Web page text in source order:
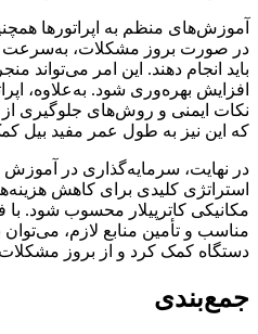
به اپراتورها همچنین می‌تواند
مشکلات، به‌سرعت تشخیص
دهند. این امر می‌تواند منجر به
شود. به‌علاوه، اپراتورهای
و روش‌های جلوگیری از آسیب به
به طول عمر مفید بیل کمک می‌کند.
در آموزش اپراتورها
برای کاهش هزینه‌های عملیاتی
محسوب شود. با فراهم
منابع لازم، می‌توان به
کرد و از بروز مشکلات ناخواسته